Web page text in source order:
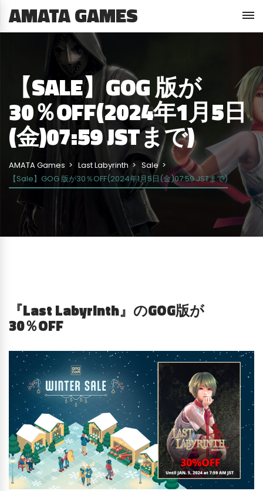
AMATA GAMES
【SALE】GOG 版が
30％OFF(2024年1月5日
(金)07:59 JSTまで)
AMATA Games Last Labyrinth
Sale
【Sale】GOG 版が30％OFF(2024年1月5日(金)07:59 JSTまで)
『Last Labyrinth』のGOG版が
30％OFF